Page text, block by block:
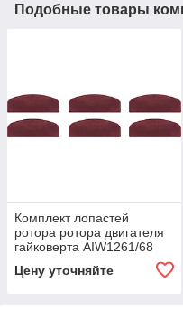
Подобные товары
Комплект лопастей
ротора ротора двигателя
гайковерта AIW1261/68
Цену уточняйте